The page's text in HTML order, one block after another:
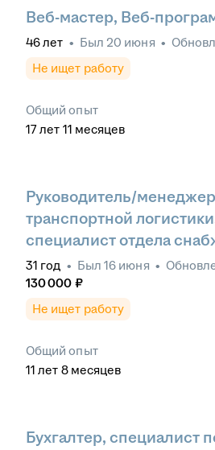
Веб-мастер, Веб-
46лет • Был 20 июня •
Не ищет работу
Общий опыт
17лет 11 месяцев
Руководитель/менеджер
транспортной
специалист отдела
31 год • Был 16 июня •
130 000 ₽
Не ищет работу
Общий опыт
11 лет 8 месяцев
Бухгалтер, специалист